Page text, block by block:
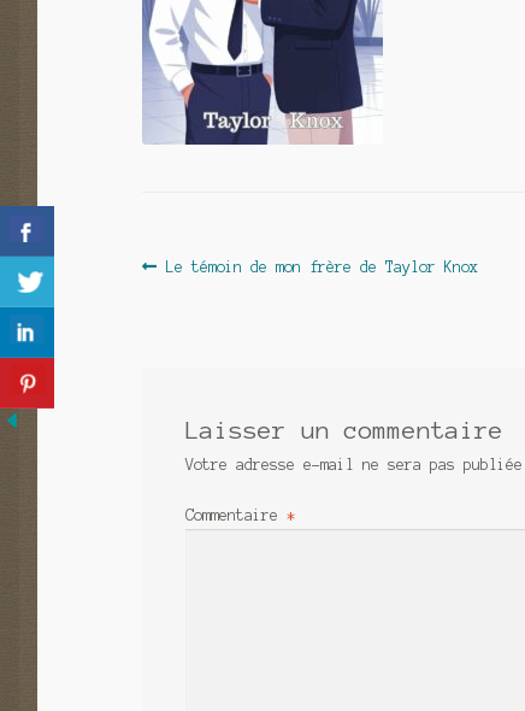
Navigation
Article
Le témoin de mon frère de Taylor Knox
Laisser un commentaire
Votre adresse e-mail ne sera pas publiée.
Commentaire*